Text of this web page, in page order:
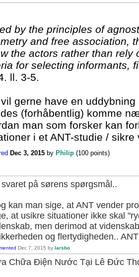
by the principles of
and free association,
the actors rather than rely
for selecting informants,
ll. 3-5.
gerne have en
(forhåbentlig) komme
man som forsker kan
i et ANT-studie /
Dec 3, 2015 by Philip (100 points)
på sørens spørgsmål..
kan man sige, at ANT vender
at usikre situationer ikke skal
men derimod at
og flertydigheden..
Dec 7, 2015 by larsbo
Chữa Điện Nước Tại Lê Đức